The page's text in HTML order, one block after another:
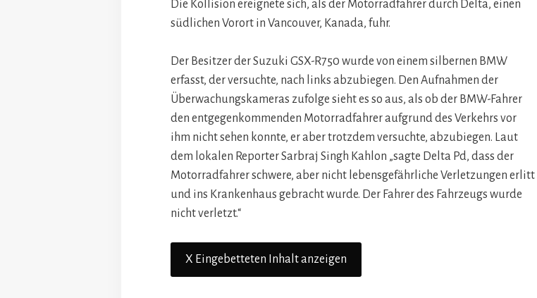
Die Kollision ereignete sich, als der Motorradfahrer durch Delta, einen
südlichen Vorort in Vancouver, Kanada, fuhr.
Der Besitzer der Suzuki GSX-R750 wurde von einem silbernen BMW
erfasst, der versuchte, nach links abzubiegen. Den Aufnahmen der
Überwachungskameras zufolge sieht es so aus, als ob der BMW-Fahrer
den entgegenkommenden Motorradfahrer aufgrund des Verkehrs vor
ihm nicht sehen konnte, er aber trotzdem versuchte, abzubiegen. Laut
dem lokalen Reporter Sarbraj Singh Kahlon „sagte Delta Pd, dass der
Motorradfahrer schwere, aber nicht lebensgefährliche Verletzungen erlitt
und ins Krankenhaus gebracht wurde. Der Fahrer des Fahrzeugs wurde
nicht verletzt.“
X Eingebetteten Inhalt anzeigen